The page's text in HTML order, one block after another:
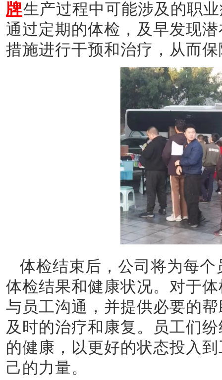
牌生产过程中可能涉及的职
通过定期的体检，及早发现
措施进行干预和治疗，从而
体检结束后，公司将为每
体检结果和健康状况。对于
与员工沟通，并提供必要的
及时的治疗和康复。员工们
的健康，以更好的状态投入
己的力量。